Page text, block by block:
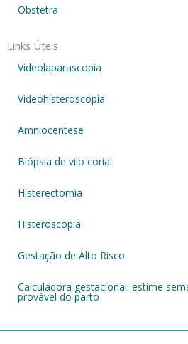
Obstetra
Links Úteis
Videolaparascopia
Videohisteroscopia
Amniocentese
Biópsia de vilo corial
Histerectomia
Histeroscopia
Gestação de Alto Risco
Calculadora gestacional: estime
provável do parto